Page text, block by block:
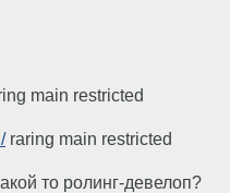
main restricted
raring main restricted
то ролинг-девелоп?